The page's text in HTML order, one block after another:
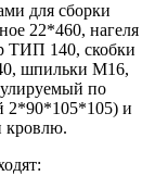
для сборки
22*460, нагеля
ТИП 140, скобки
шпильки М16,
по
2*90*105*105) и
кровлю.